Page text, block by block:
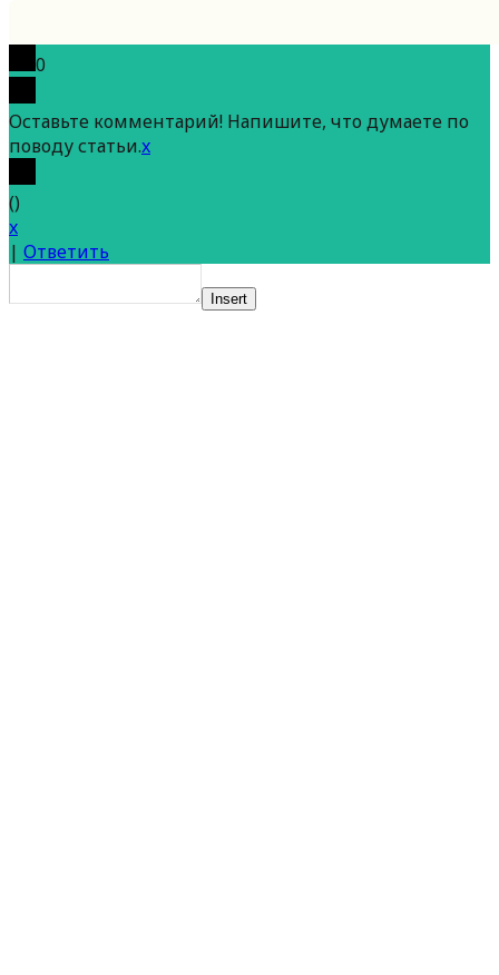
0
Оставьте комментарий! Напишите, что думаете по
поводу статьи.x
()
x
| Ответить
Insert